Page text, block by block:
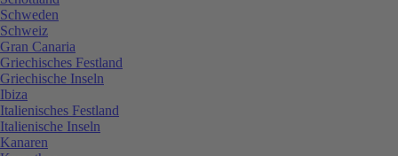
Schweden
Schweiz
Gran Canaria
Griechisches Festland
Griechische Inseln
Ibiza
Italienisches Festland
Italienische Inseln
Kanaren